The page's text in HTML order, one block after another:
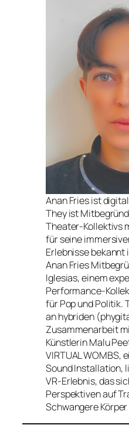
Anan Fries ist
They ist
Theater-Kollektivs
für seine
Erlebnisse
Anan Fries
Iglesias, einem
Performance-
für Pop und Politik.
an hybriden
Zusammenarbeit
Künstlerin Malu
VIRTUAL WOMBS,
Sound Installation,
VR-Erlebnis, das
Perspektiven auf
Schwangere